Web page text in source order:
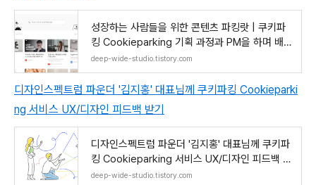
성장하는 사람들을 위한 콘텐츠 파킹랏 | 쿠키파
킹 Cookieparking 기획 과정과 PM을 하며 배운
것
deep-wide-studio.tistory.com
디자인스펙트럼 파운더 '김지홍' 대표님께 쿠키파킹 Cookieparki
ng 서비스 UX/디자인 피드백 받기
디자인스펙트럼 파운더 '김지홍' 대표님께 쿠키파
킹 Cookieparking 서비스 UX/디자인 피드백 받
기
deep-wide-studio.tistory.com